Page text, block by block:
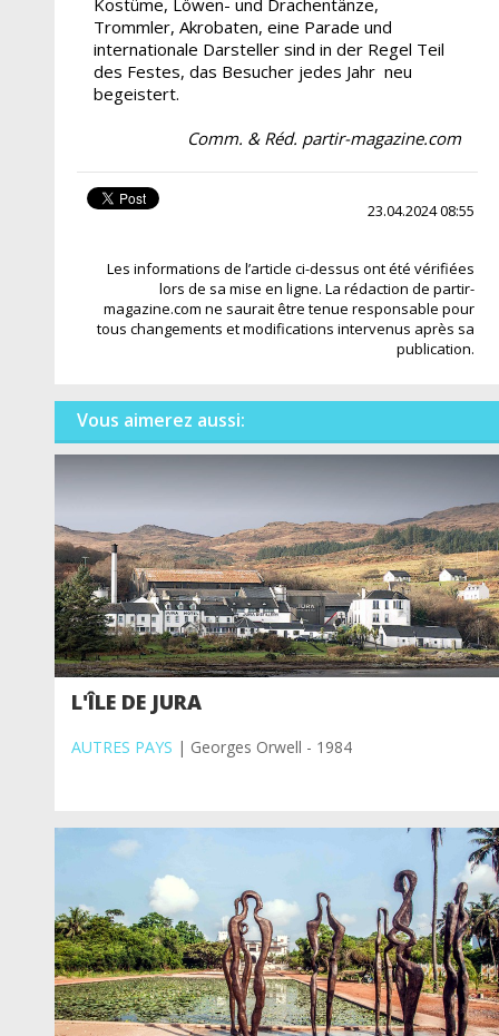
Trommler, Akrobaten, eine Parade und
internationale Darsteller sind in der Regel Teil
des Festes, das Besucher jedes Jahr neu
begeistert.
Comm. & Réd. partir-magazine.com
23.04.2024 08:55
Les informations de l’article ci-dessus ont été vérifiées
lors de sa mise en ligne. La rédaction de partir-
magazine.com ne saurait être tenue responsable pour
tous changements et modifications intervenus après sa
publication.
Vous aimerez aussi:
L'ÎLE DE JURA
AUTRES PAYS | Georges Orwell - 1984